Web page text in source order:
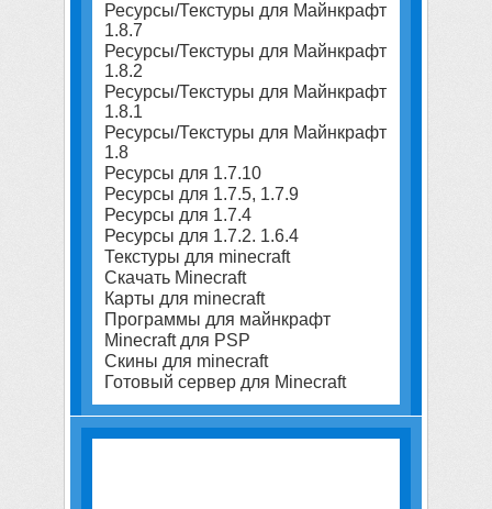
Ресурсы/Текстуры для Майнкрафт
1.8.7
Ресурсы/Текстуры для Майнкрафт
1.8.2
Ресурсы/Текстуры для Майнкрафт
1.8.1
Ресурсы/Текстуры для Майнкрафт
1.8
Ресурсы для 1.7.10
Ресурсы для 1.7.5, 1.7.9
Ресурсы для 1.7.4
Ресурсы для 1.7.2. 1.6.4
Текстуры для minecraft
Скачать Minecraft
Карты для minecraft
Программы для майнкрафт
Minecraft для PSP
Скины для minecraft
Готовый сервер для Minecraft